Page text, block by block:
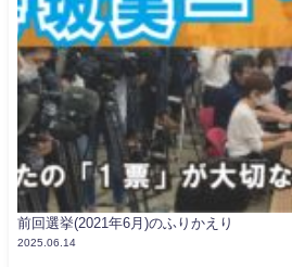
前回選挙(2021年6月)のふりかえり
2025.06.14